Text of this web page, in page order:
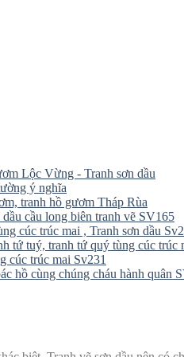
Lộc Vừng - Tranh sơn dầu
ý nghĩa
tranh hồ gươm Tháp Rùa
dầu cầu long biên tranh vẽ SV165
cúc trúc mai , Tranh sơn dầu
tứ tuý, tranh tứ quý tùng cúc trúc
cúc trúc mai Sv231
hồ cùng chúng cháu hành quân